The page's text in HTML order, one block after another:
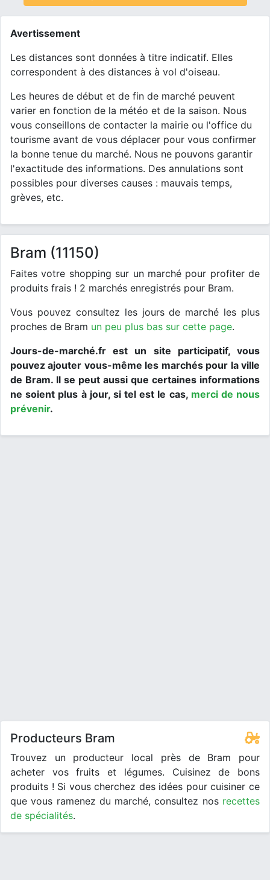
Avertissement
Les distances sont données à titre indicatif. Elles
correspondent à des distances à vol d'oiseau.
Les heures de début et de fin de marché peuvent
varier en fonction de la météo et de la saison. Nous
vous conseillons de contacter la mairie ou l'office du
tourisme avant de vous déplacer pour vous confirmer
la bonne tenue du marché. Nous ne pouvons garantir
l'exactitude des informations. Des annulations sont
possibles pour diverses causes : mauvais temps,
grèves, etc.
Bram (11150)
Faites votre shopping sur un marché pour profiter de
produits frais ! 2 marchés enregistrés pour Bram.
Vous pouvez consultez les jours de marché les plus
proches de Bram un peu plus bas sur cette page.
Jours-de-marché.fr est un site participatif, vous
pouvez ajouter vous-même les marchés pour la ville
de Bram. Il se peut aussi que certaines informations
ne soient plus à jour, si tel est le cas, merci de nous
prévenir.
Producteurs Bram
Trouvez un producteur local près de Bram pour
acheter vos fruits et légumes. Cuisinez de bons
produits ! Si vous cherchez des idées pour cuisiner ce
que vous ramenez du marché, consultez nos recettes
de spécialités.